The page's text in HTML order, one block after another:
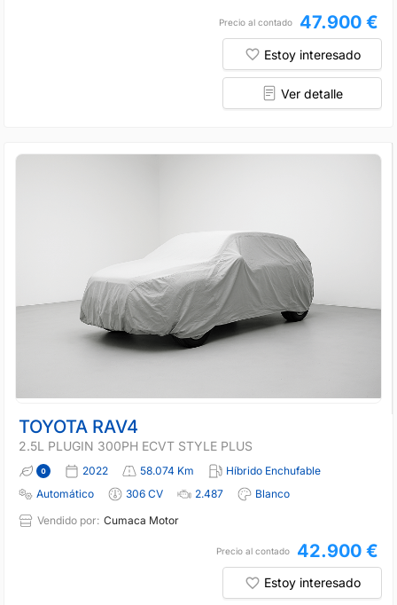
Precio al contado 47.900 €
Estoy interesado
Ver detalle
TOYOTA RAV4
2.5L PLUGIN 300PH ECVT STYLE PLUS
2022 58.074 Km
Híbrido Enchufable
Automático
306 CV 2.487
Blanco
Vendido por: Cumaca Motor
Precio al contado 42.900 €
Estoy interesado